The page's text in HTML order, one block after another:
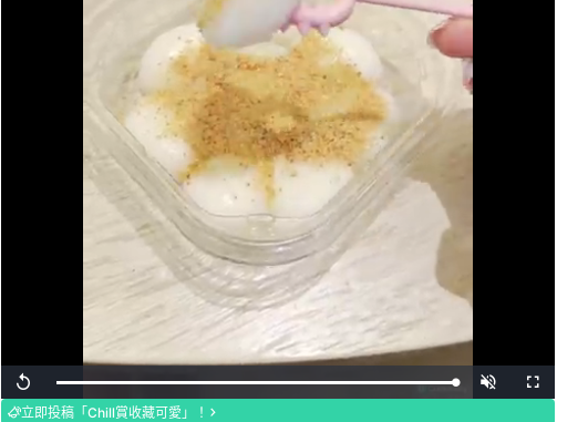
Replay Loaded:
100.00%
Unmute Fullscreen
立即投稿「Chill賞收藏可愛」！